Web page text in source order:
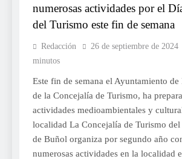
numerosas actividades por el
del Turismo este fin de semana
Redacción 26 de septiembre de 2024
minutos
Este fin de semana el Ayuntamiento
de la Concejalía de Turismo, ha
actividades medioambientales y
localidad La Concejalía de Turismo
de Buñol organiza por segundo año
numerosas actividades en la localidad